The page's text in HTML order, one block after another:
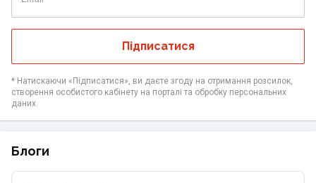
Підписатися
* Натискаючи «Підписатися», ви даєте згоду на отримання розсилок,
створення особистого кабінету на порталі та обробку персональних
даних.
Блоги